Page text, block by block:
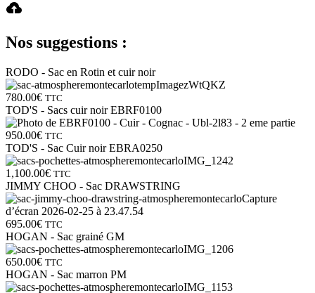
Nos suggestions :
RODO - Sac en Rotin et cuir noir
780.00€ TTC
TOD'S - Sacs cuir noir EBRF0100
950.00€ TTC
TOD'S - Sac Cuir noir EBRA0250
1,100.00€ TTC
JIMMY CHOO - Sac DRAWSTRING
695.00€ TTC
HOGAN - Sac grainé GM
650.00€ TTC
HOGAN - Sac marron PM